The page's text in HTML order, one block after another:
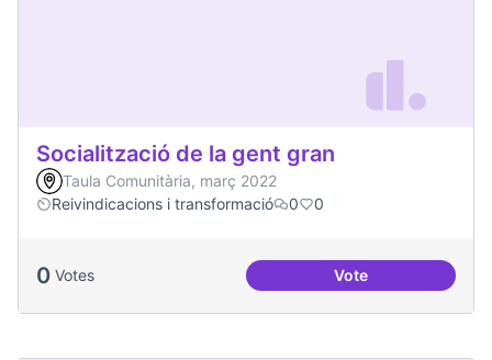
Socialització de la gent gran
Taula Comunitària, març 2022
Reivindicacions i transformació
0 0
0 Votes VoteSocialització de la